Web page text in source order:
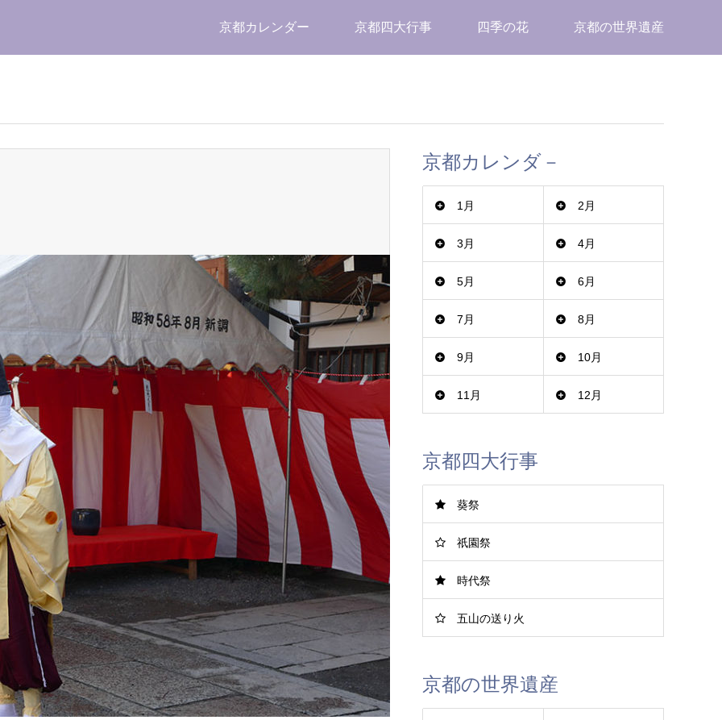
京都カレンダー 京都四大行事 四季の花 京都の世界遺産
京都カレンダ－
1月 2月
3月 4月
5月 6月
7月 8月
9月 10月
11月 12月
京都四大行事
葵祭
祇園祭
時代祭
五山の送り火
京都の世界遺産